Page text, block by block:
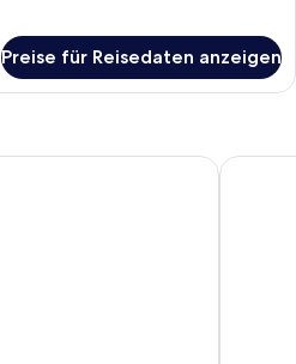
Preise für Reisedaten anzeigen
LIC